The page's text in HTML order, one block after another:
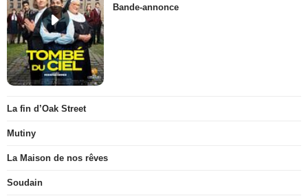
Bande-annonce
La fin d’Oak Street
Mutiny
La Maison de nos rêves
Soudain